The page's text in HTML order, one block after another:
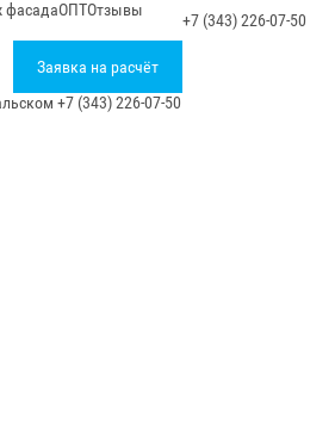
фасадаОПТОтзывы
+7 (343) 226-07-50
Заявка на расчёт
+7 (343) 226-07-50